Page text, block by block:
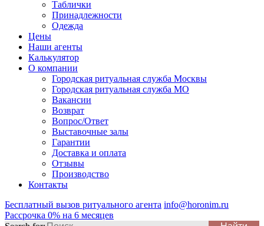
Таблички
Принадлежности
Одежда
Цены
Наши агенты
Калькулятор
О компании
Городская ритуальная служба Москвы
Городская ритуальная служба МО
Вакансии
Возврат
Вопрос/Ответ
Выставочные залы
Гарантии
Доставка и оплата
Отзывы
Производство
Контакты
Бесплатный вызов ритуального агента info@horonim.ru
Рассрочка 0% на 6 месяцев